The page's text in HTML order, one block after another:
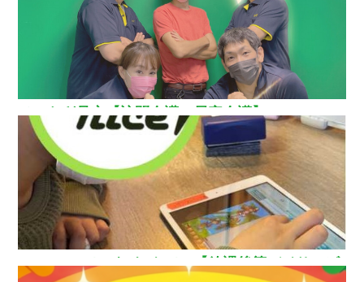
ひいらぎ足立【訪問介護・居宅介護】
How nice（ハウ ナイス）!【放課後等デイサービ